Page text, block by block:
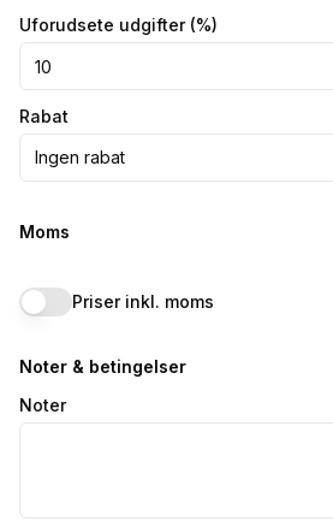
Uforudsete udgifter(%)
Rabat
Ingen rabat
Moms
Priser inkl. moms
Noter & betingelser
Noter